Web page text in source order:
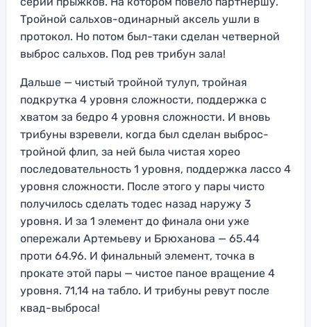
Тройной сальхов-одинарный аксель ушли в
протокол. Но потом был-таки сделан четверной
выброс сальхов. Под рев трибун зала!
Дальше — чистый тройной тулуп, тройная
подкрутка 4 уровня сложности, поддержка с
хватом за бедро 4 уровня сложности. И вновь
трибуны взревели, когда был сделан выброс-
тройной флип, за ней была чистая хорео
последовательность 1 уровня, поддержка лассо 4
уровня сложности. После этого у пары чисто
получилось сделать тодес назад наружу 3
уровня. И за 1 элемент до финала они уже
опережали Артемьеву и Брюханова — 65.44
проти 64.96. И финальный элемент, точка в
прокате этой пары — чистое паное вращение 4
уровня. 71,14 на табло. И трибуны ревут после
квад-выброса!